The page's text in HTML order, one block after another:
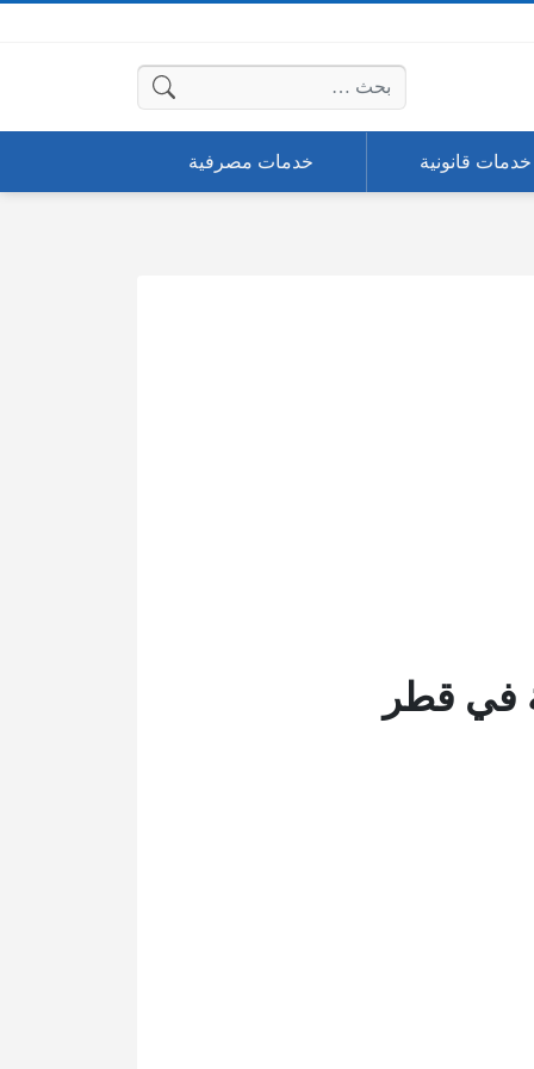
البحث عن:
خدمات قانونية خدمات مصرفية
في قطر